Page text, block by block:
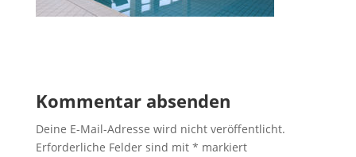
Kommentar absenden
Deine E-Mail-Adresse wird nicht veröffentlicht.
Erforderliche Felder sind mit * markiert